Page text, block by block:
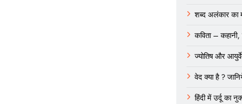
शब्द अलंकार का
कविता –
ज्योतिष और
वेद क्या है ?
हिंदी में उर्दू का